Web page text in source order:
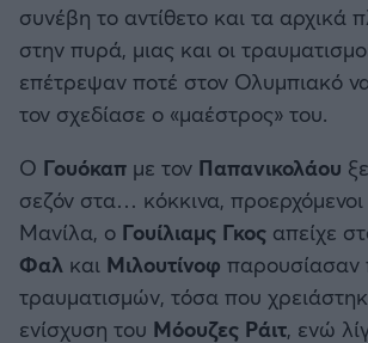
συνέβη το αντίθετο και τα αρχικά
στην πυρά, μιας και οι
επέτρεψαν ποτέ στον Ολυμπιακό
τον σχεδίασε ο «μαέστρος» του.
Ο Γουόκαπ με τον Παπανικολάου
σεζόν στα… κόκκινα,
Μανίλα, ο Γουίλιαμς Γκος απείχε
Φαλ και Μιλουτίνοφ παρουσίασαν
τραυματισμών, τόσα που
ενίσχυση του Μόουζες Ράιτ, ενώ